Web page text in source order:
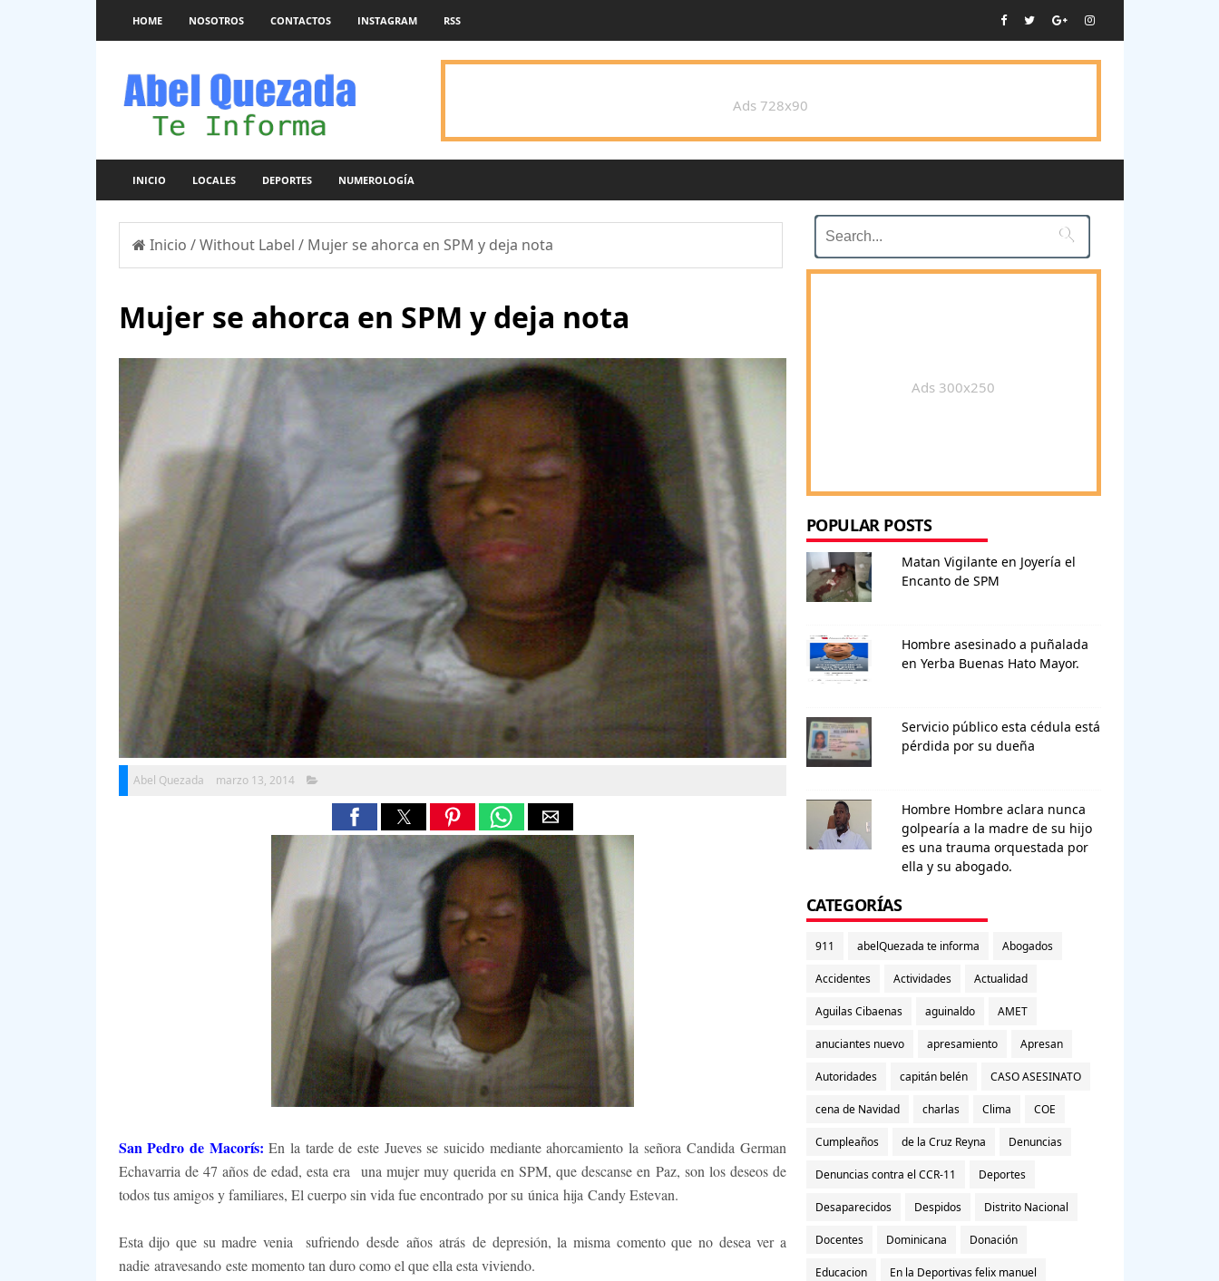
HOME NOSOTROS CONTACTOS INSTAGRAM RSS
Ads 728x90
INICIO LOCALES DEPORTES NUMEROLOGÍA
Inicio /Without Label / Mujer se ahorca en SPM y deja nota
Mujer se ahorca en SPM y deja nota
Abel Quezada marzo 13, 2014
San Pedro de Macorís:En la tarde de este Jueves se suicido mediante ahorcamiento la señoraCandida German
Echavarria de 47 años de edad, esta era una mujer muy querida en SPM, que descanse en Paz, son los deseos de
todos tus amigos y familiares, El cuerpo sin vida fue encontrado por su única hija Candy Estevan.
Esta dijo que su madre venia
sufriendo desde años atrás de depresión, la misma comento que no desea ver a
nadie atravesando este momento tan duro como el que ella esta viviendo.

Ads 300x250
POPULAR POSTS
Matan Vigilante en Joyería el
Encanto de SPM
Hombre asesinado a puñalada
en Yerba Buenas Hato Mayor.
Servicio público esta cédula está
pérdida por su dueña
Hombre Hombre aclara nunca
golpearía a la madre de su hijo
es una trauma orquestada por
ella y su abogado.
CATEGORÍAS
911 abelQuezada te informa Abogados
Accidentes Actividades Actualidad
Aguilas Cibaenas aguinaldo AMET
anuciantes nuevo apresamiento Apresan
Autoridades capitán belén CASO ASESINATO
cena de Navidad charlas Clima COE
Cumpleaños de la Cruz Reyna Denuncias
Denuncias contra el CCR-11 Deportes
Desaparecidos Despidos Distrito Nacional
Docentes Dominicana Donación
Educacion En la Deportivas felix manuel